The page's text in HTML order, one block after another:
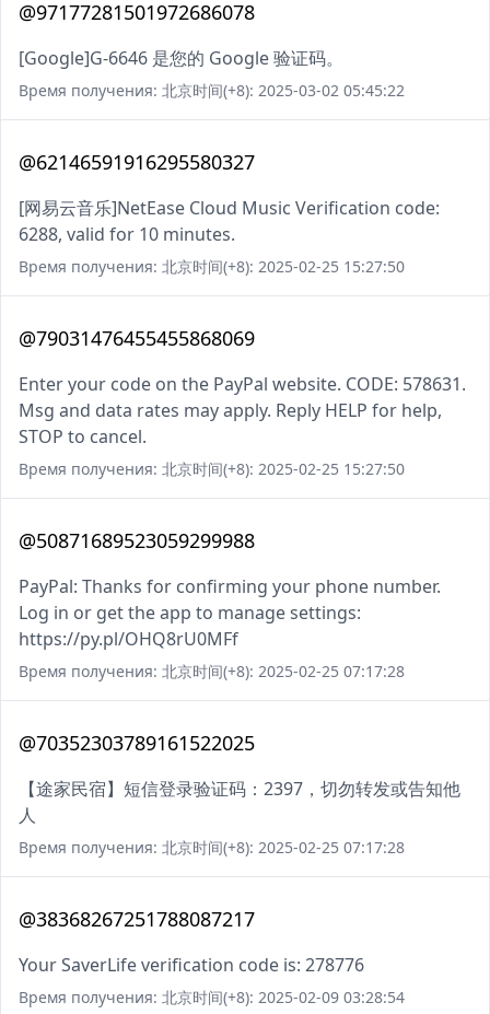
@97177281501972686078
[Google]G-6646 是您的 Google 验证码。
Время получения: 北京时间(+8): 2025-03-02 05:45:22
@62146591916295580327
[网易云音乐]NetEase Cloud Music Verification code:
6288, valid for 10 minutes.
Время получения: 北京时间(+8): 2025-02-25 15:27:50
@79031476455455868069
Enter your code on the PayPal website. CODE: 578631.
Msg and data rates may apply. Reply HELP for help,
STOP to cancel.
Время получения: 北京时间(+8): 2025-02-25 15:27:50
@50871689523059299988
PayPal: Thanks for confirming your phone number.
Log in or get the app to manage settings:
https://py.pl/OHQ8rU0MFf
Время получения: 北京时间(+8): 2025-02-25 07:17:28
@70352303789161522025
【途家民宿】短信登录验证码：2397，切勿转发或告知他
人
Время получения: 北京时间(+8): 2025-02-25 07:17:28
@38368267251788087217
Your SaverLife verification code is: 278776
Время получения: 北京时间(+8): 2025-02-09 03:28:54